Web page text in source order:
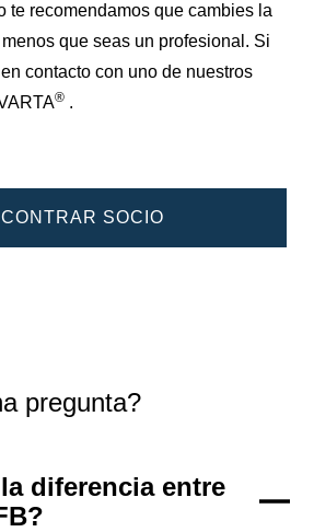
te recomendamos que cambies la
que seas un profesional. Si
contacto con uno de nuestros
® .
SOCIO
pregunta?
diferencia entre